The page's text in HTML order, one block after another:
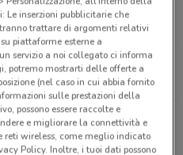
60 Firenze
r Firenze
Le inserzioni pubblicitarie che
trattare di argomenti relativi
piattaforme esterne a
servizio a noi collegato ci informa
potremo mostrarti delle offerte a
(nel caso in cui abbia fornito
sulle prestazioni della
possono essere raccolte e
e migliorare la connettività e
reti wireless, come meglio indicato
Policy. Inoltre, i tuoi dati possono